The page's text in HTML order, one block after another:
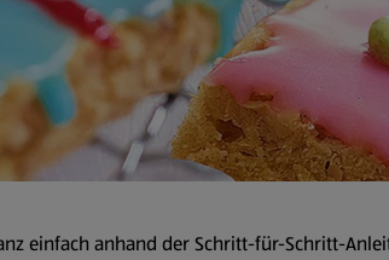
einfach anhand der Schritt-für-Schritt-